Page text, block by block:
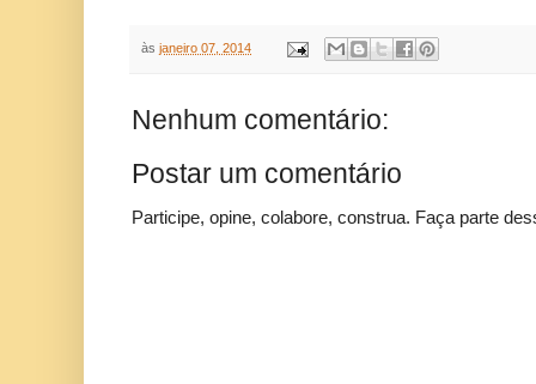
às janeiro 07, 2014
Nenhum comentário:
Postar um comentário
Participe, opine, colabore, construa. Faça parte